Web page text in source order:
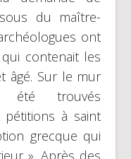
du maître-
ont
contenait les
âgé. Sur le mur
trouvés
pétitions à saint
grecque qui
». Après des